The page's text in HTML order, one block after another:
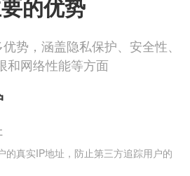
的优势
势，涵盖隐私保护、安全性、
和网络性能等方面
的真实IP地址，防止第三方追踪用户的